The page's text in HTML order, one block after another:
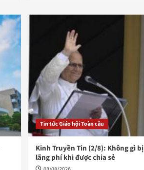
Tin tức Giáo hội Toàn cầu
Kinh Truyền Tin (2/8): Không gì bị
lãng phí khi được chia sẻ